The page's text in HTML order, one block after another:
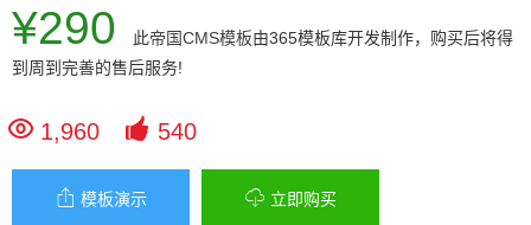
¥290 此帝国CMS模板由365模板库开发制作，购买后将得
到周到完善的售后服务!
 1,960  540
 模板演示  立即购买